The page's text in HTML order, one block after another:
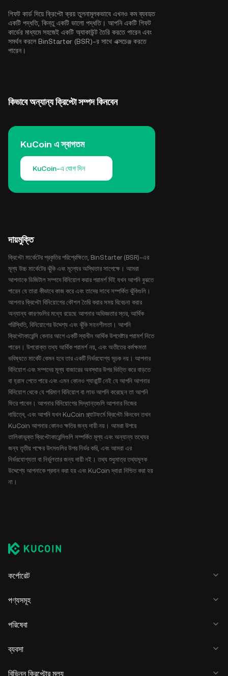
গিফট কার্ড দিয়ে ক্রিপ্টো ক্রয় তুলনামূলকভাবে এখনও কম ব্যবহৃত
একটি পদ্ধতি, কিন্তু একটি ভালো পদ্ধতি। আপনি একটি গিফট
কার্ডের মাধ্যমে সহজেই একটি অ্যাকাউন্ট তৈরি করতে পারেন এবং
সমর্থন করলে BinStarter (BSR)-র সাথে এক্সচেঞ্জ করতে
পারেন।
কিভাবে অন্যান্য ক্রিপ্টো সম্পদ কিনবেন
KuCoin এ স্বাগতম
KuCoin-এ যোগ দিন
দায়মুক্তি
ক্রিপ্টো মার্কেটের প্রকৃতির পরিপ্রেক্ষিতে, BinStarter (BSR)-এর
মূল্য উচ্চ মার্কেটের ঝুঁকি এবং মূল্যের অস্থিতার সাপেক্ষে। আমরা
আপনাকে ডিজিটাল সম্পদে বিনিয়োগ করার পরামর্শ দিই যখন আপনি বুঝতে
পারেন যে তারা কীভাবে কাজ করে এবং তাদের সাথে সম্পর্কিত ঝুঁকিগুলি।
আপনার ক্রিপ্টো বিনিয়োগের কৌশল তৈরি করার সময় বিবেচনা করার
অন্যান্য কারণগুলির মধ্যে রয়েছে আপনার অভিজ্ঞতার স্তর, আর্থিক
পরিস্থিতি, বিনিয়োগের উদ্দেশ্য এবং ঝুঁকি সহনশীলতা। আপনি
ক্রিপ্টোকারেন্সি কেনার আগে একটি স্বাধীন আর্থিক উপদেষ্টার পরামর্শ নিতে
পারেন। উপরোক্ত তথ্য আর্থিক পরামর্শ নয়, এবং অতীতের কর্মক্ষমতা
ভবিষ্যতে মার্কেট কেমন হবে তার একটি নির্ভরযোগ্য সূচক নয়। আপনার
বিনিয়োগ এবং সম্পদের মূল্য বাজারের অবস্থার উপর ভিত্তি করে বাড়তে
বা হ্রাস পেতে পারে এবং এমন কোনও গ্যারান্টি নেই যে আপনি আপনার
বিনিয়োগ থেকে যে পরিমাণ বিনিয়োগ বা লাভ আপনি করেছেন তা আপনি
ফিরে পাবেন। আপনার বিনিয়োগের সিদ্ধান্তগুলি আপনার নিজের
দায়িত্বে, এবং আপনি যখন KuCoin প্ল্যাটফর্মে ক্রিপ্টো কিনবেন তখন
KuCoin আপনার কোনও ক্ষতির জন্য দায়ী নয়। আমরা উপরে
তালিকাভুক্ত ক্রিপ্টোকারেন্সিগুলি সম্পর্কিত মূল্য এবং অন্যান্য তথ্যের
জন্য তৃতীয় পক্ষের উৎসগুলির উপর নির্ভর করি, এবং আমরা এর
নির্ভরযোগ্যতা বা নির্ভুলতার জন্য দায়ী নই। তথ্য শুধুমাত্র তথ্যমূলক
উদ্দেশ্যে আপনাকে প্রদান করা হয় এবং KuCoin দ্বারা নিশ্চিত করা হয়
না।
কর্পোরেট
পণ্যসমূহ
পরিষেবা
ব্যবসা
বিভিন্ন ক্রিপ্টোর মূল্য